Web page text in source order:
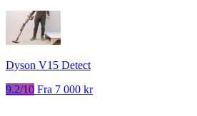
Dyson V15 Detect
9.2/10 Fra 7 000 kr